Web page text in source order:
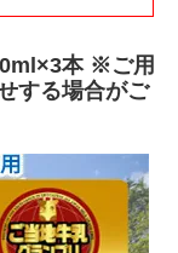
本 ※ご用
する場合がご